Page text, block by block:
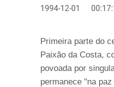
1994-12-01
Primeira parte do
Paixão da Costa,
povoada por
permanece "na